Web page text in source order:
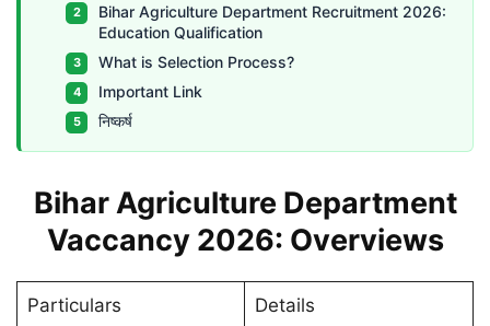
Bihar Agriculture Department Recruitment 2026:
Education Qualification
What is Selection Process?
Important Link
निष्कर्ष
Bihar Agriculture Department
Vaccancy 2026: Overviews
Particulars Details